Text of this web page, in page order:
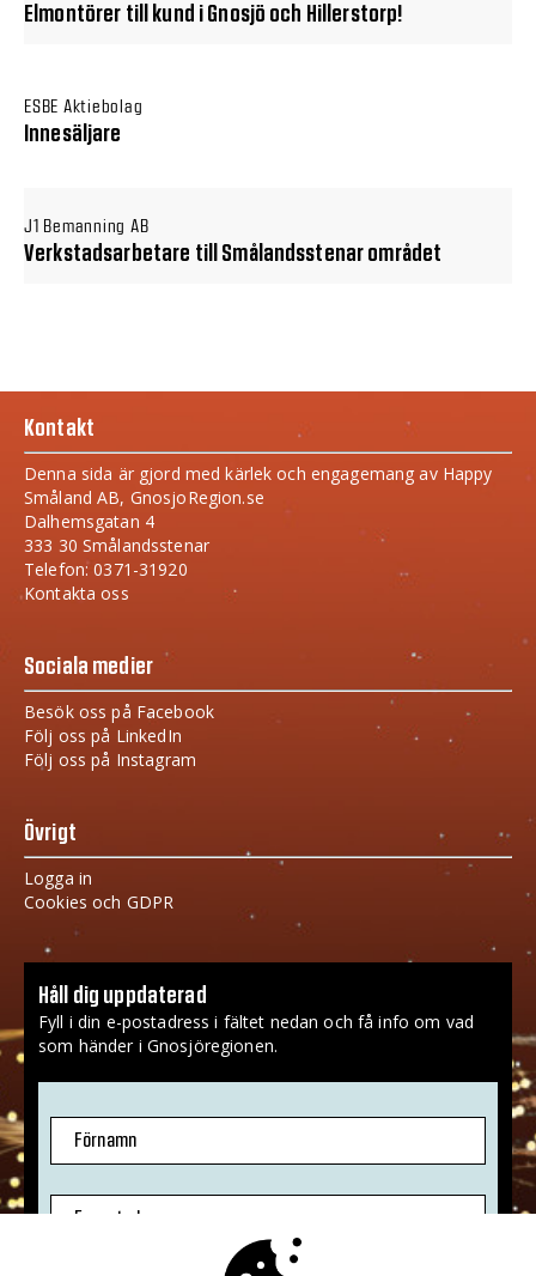
Elmontörer till kund i Gnosjö och Hillerstorp!
ESBE Aktiebolag
Innesäljare
J1 Bemanning AB
Verkstadsarbetare till Smålandsstenar området
Kontakt
Denna sida är gjord med kärlek och engagemang av Happy
Småland AB, GnosjoRegion.se
Dalhemsgatan 4
333 30 Smålandsstenar
Telefon: 0371-31920
Kontakta oss
Sociala medier
Besök oss på Facebook
Följ oss på LinkedIn
Följ oss på Instagram
Övrigt
Logga in
Cookies och GDPR
Håll dig uppdaterad
Fyll i din e-postadress i fältet nedan och få info om vad
som händer i Gnosjöregionen.
Förnamn
E-postadress